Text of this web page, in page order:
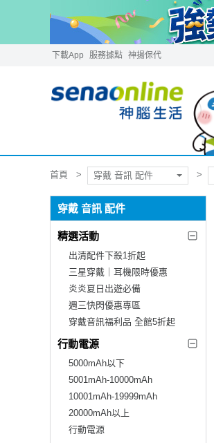
下載App 服務據點 神揚保代
首頁 穿戴 音訊 配件
穿戴 音訊 配件
精選活動
出清配件下殺1折起
三星穿戴｜耳機限時優惠
炎炎夏日出遊必備
週三快閃優惠專區
穿戴音訊福利品 全館5折起
行動電源
5000mAh以下
5001mAh-10000mAh
10001mAh-19999mAh
20000mAh以上
行動電源